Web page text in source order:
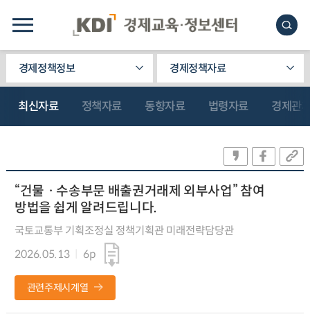
경제정책정보 경제정책자료
최신자료 정책자료 동향자료 법령자료 경제관
“건물ㆍ수송부문 배출권거래제 외부사업” 참여
방법을 쉽게 알려드립니다.
국토교통부 기획조정실 정책기획관 미래전략담당관
2026.05.13
6p
관련주제시계열